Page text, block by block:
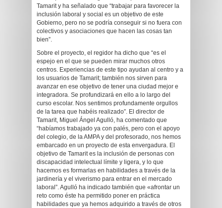
Tamarit y ha señalado que “trabajar para favorecer la
inclusión laboral y social es un objetivo de este
Gobierno, pero no se podría conseguir si no fuera con
colectivos y asociaciones que hacen las cosas tan
bien”.
Sobre el proyecto, el regidor ha dicho que “es el
espejo en el que se pueden mirar muchos otros
centros. Experiencias de este tipo ayudan al centro y a
los usuarios de Tamarit; también nos sirven para
avanzar en ese objetivo de tener una ciudad mejor e
integradora. Se profundizará en ello a lo largo del
curso escolar. Nos sentimos profundamente orgullos
de la tarea que habéis realizado”. El director de
Tamarit, Miguel Ángel Agulló, ha comentado que
“habíamos trabajado ya con palés, pero con el apoyo
del colegio, de la AMPA y del profesorado, nos hemos
embarcado en un proyecto de esta envergadura. El
objetivo de Tamarit es la inclusión de personas con
discapacidad intelectual límite y ligera, y lo que
hacemos es formarlas en habilidades a través de la
jardinería y el viverismo para entrar en el mercado
laboral”. Agulló ha indicado también que «afrontar un
reto como éste ha permitido poner en práctica
habilidades que ya hemos adquirido a través de otros